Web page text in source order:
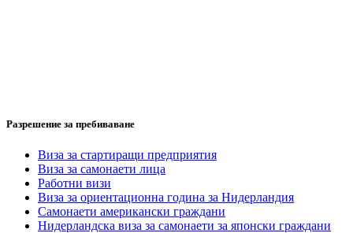
Разрешение за пребиваване
Виза за стартиращи предприятия
Виза за самонаети лица
Работни визи
Виза за ориентационна година за Нидерландия
Самонаети американски граждани
Нидерландска виза за самонаети за японски граждани